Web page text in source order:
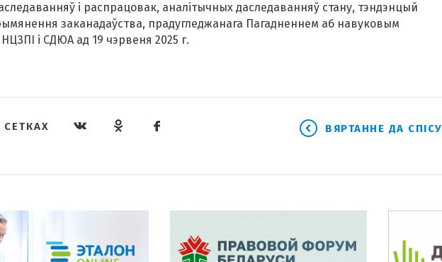
і распрацовак, аналітычных даследаванняў стану, тэндэнцый
заканадаўства, прадугледжанага Пагадненнем аб навуковым
і СДЮА ад 19 чэрвеня 2025 г.
ВЯРТАННЕ ДА СПІСУ